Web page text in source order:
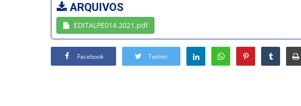
ARQUIVOS
EDITALPE014.2021.pdf
Facebook Twitter